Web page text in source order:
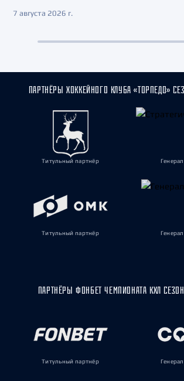
7 августа 2026 г.
ПАРТНЁРЫ ХОККЕЙНОГО КЛУБА «ТОРПЕДО»
Титульный партнёр
Титульный партнёр
ПАРТНЁРЫ ФОНБЕТ ЧЕМПИОНАТА КХЛ
Титульный партнёр